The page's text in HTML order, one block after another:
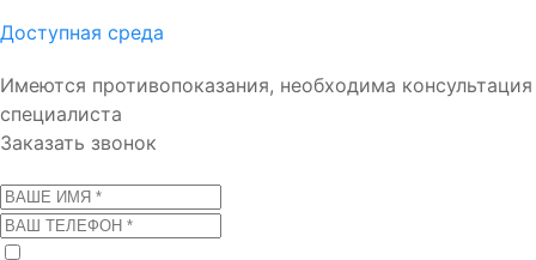
Доступная среда
Имеются противопоказания, необходима консультация
специалиста
Заказать звонок